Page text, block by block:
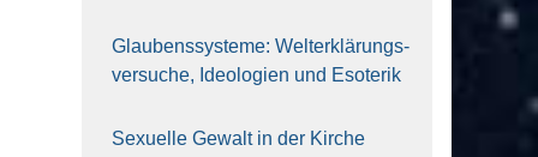
Glau­bens­sys­te­me: Welt­erklä­rungs­
ver­su­che, Ideo­lo­gien und Eso­te­rik
Sexu­el­le Gewalt in der Kir­che